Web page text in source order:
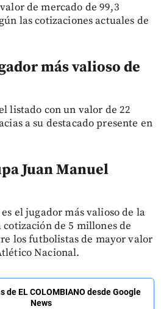
de mercado de 99,3
las cotizaciones actuales de
más valioso de
listado con un valor de 22
a su destacado presente en
Juan Manuel
el jugador más valioso de la
cotización de 5 millones de
los futbolistas de mayor valor
Nacional.
de EL COLOMBIANO desde Google
News